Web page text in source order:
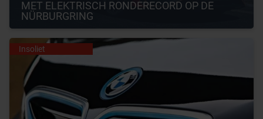
MET ELEKTRISCH RONDERECORD OP DE
NÜRBURGRING
Insoliet